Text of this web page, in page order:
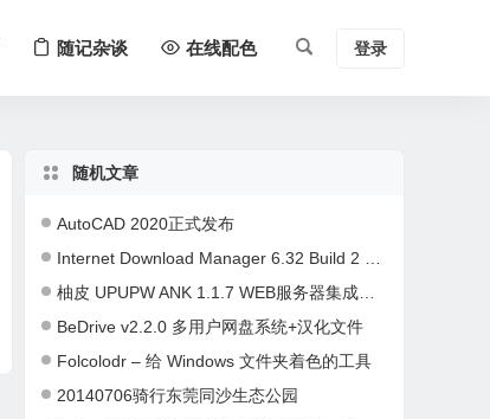
随记杂谈 在线配色 登录
随机文章
AutoCAD 2020正式发布
Internet Download Manager 6.32 Build 2 已注册特别版
柚皮 UPUPW ANK 1.1.7 WEB服务器集成环境智控平台
BeDrive v2.2.0 多用户网盘系统+汉化文件
Folcolodr – 给 Windows 文件夹着色的工具
20140706骑行东莞同沙生态公园